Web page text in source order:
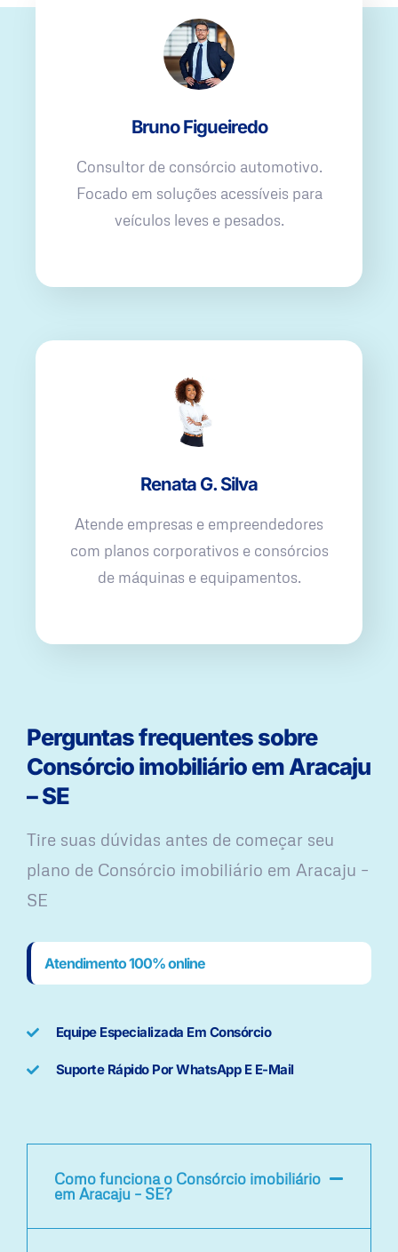
Bruno Figueiredo
Consultor de consórcio automotivo.
Focado em soluções acessíveis para
veículos leves e pesados.
Renata G. Silva
Atende empresas e empreendedores
com planos corporativos e consórcios
de máquinas e equipamentos.
Perguntas frequentes sobre
Consórcio imobiliário em Aracaju
– SE
Tire suas dúvidas antes de começar seu
plano ​de Consórcio imobiliário em Aracaju –
SE
Atendimento 100% online
Equipe Especializada Em Consórcio
Suporte Rápido Por WhatsApp E E-Mail
Como funciona o Consórcio imobiliário
em Aracaju – SE?